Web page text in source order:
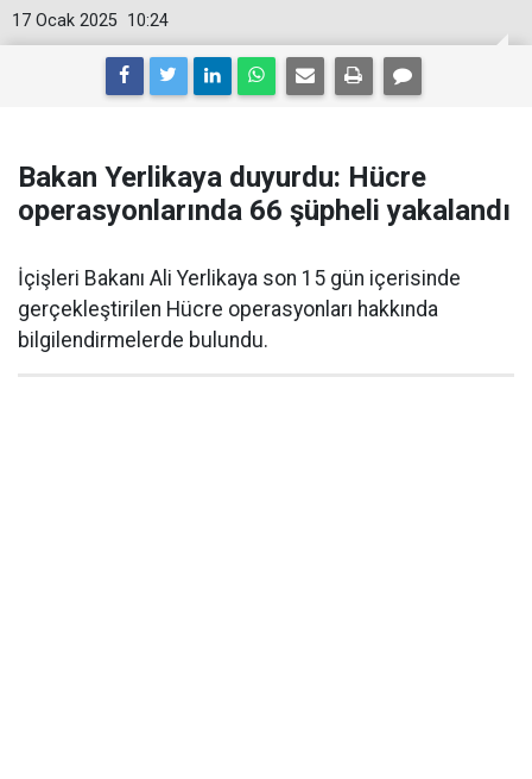
10:24
17 Ocak 2025
Bakan Yerlikaya duyurdu: Hücre
operasyonlarında 66 şüpheli yakalandı
İçişleri Bakanı Ali Yerlikaya son 15 gün içerisinde
gerçekleştirilen Hücre operasyonları hakkında
bilgilendirmelerde bulundu.